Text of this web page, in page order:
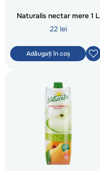
Naturalis nectar mere 1 L
22 lei
Adăugați în coș